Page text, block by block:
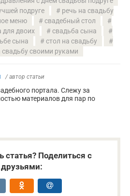
подруге
речь на свадьбу
меню
свадебный стол
для двоих
свадьба сына
сына
стол на свадьбу
своими руками
/ автор статьи
портала. Слежу за
материалов для пар по
статья? Поделиться с
друзьями: